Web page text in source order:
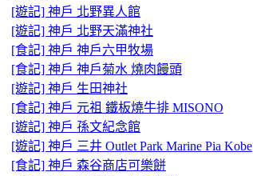
[遊記] 神戶 北野異人館
[遊記] 神戶 北野天滿神社
[食記] 神戶 神戶六甲牧場
[食記] 神戶 神戶菊水 燒肉饅頭
[遊記] 神戶 生田神社
[食記] 神戶 元祖 鐵板燒牛排 MISONO
[遊記] 神戶 孫文紀念館
[遊記] 神戶 三井 Outlet Park Marine Pia Kobe
[食記] 神戶 森谷商店可樂餅